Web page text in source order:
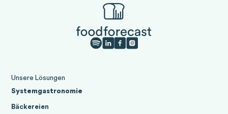
Unsere Lösungen
Systemgastronomie
Bäckereien